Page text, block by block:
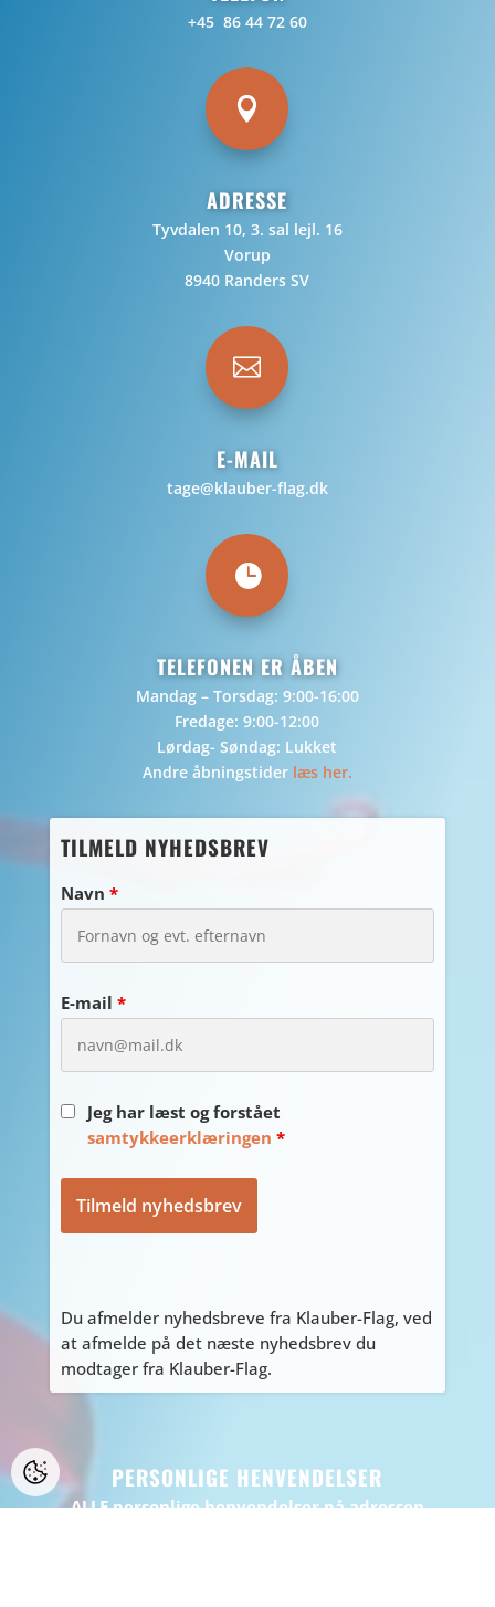
+45 86 44 72 60

ADRESSE
Tyvdalen 10, 3. sal lejl. 16
Vorup
8940 Randers SV

E-MAIL
tage@klauber-flag.dk

TELEFONEN ER ÅBEN
Mandag – Torsdag: 9:00-16:00
Fredage: 9:00-12:00
Lørdag- Søndag: Lukket
Andre åbningstider læs her.
TILMELD NYHEDSBREV
Navn *
E-mail *
Jeg har læst og forstået
samtykkeerklæringen *
Du afmelder nyhedsbreve fra Klauber-Flag, ved
at afmelde på det næste nyhedsbrev du
modtager fra Klauber-Flag.
PERSONLIGE HENVENDELSER
ALLE personlige henvendelser på adressen